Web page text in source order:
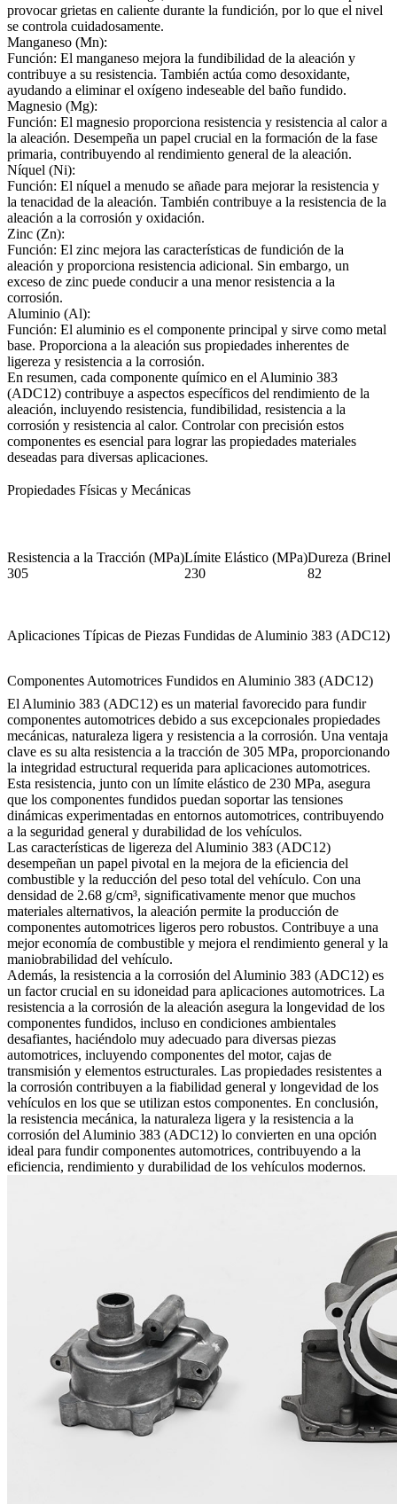
provocar grietas en caliente durante la fundición, por lo que el nivel
se controla cuidadosamente.
Manganeso (Mn):
Función: El manganeso mejora la fundibilidad de la aleación y
contribuye a su resistencia. También actúa como desoxidante,
ayudando a eliminar el oxígeno indeseable del baño fundido.
Magnesio (Mg):
Función: El magnesio proporciona resistencia y resistencia al calor a
la aleación. Desempeña un papel crucial en la formación de la fase
primaria, contribuyendo al rendimiento general de la aleación.
Níquel (Ni):
Función: El níquel a menudo se añade para mejorar la resistencia y
la tenacidad de la aleación. También contribuye a la resistencia de la
aleación a la corrosión y oxidación.
Zinc (Zn):
Función: El zinc mejora las características de fundición de la
aleación y proporciona resistencia adicional. Sin embargo, un
exceso de zinc puede conducir a una menor resistencia a la
corrosión.
Aluminio (Al):
Función: El aluminio es el componente principal y sirve como metal
base. Proporciona a la aleación sus propiedades inherentes de
ligereza y resistencia a la corrosión.
En resumen, cada componente químico en el Aluminio 383
(ADC12) contribuye a aspectos específicos del rendimiento de la
aleación, incluyendo resistencia, fundibilidad, resistencia a la
corrosión y resistencia al calor. Controlar con precisión estos
componentes es esencial para lograr las propiedades materiales
deseadas para diversas aplicaciones.
Propiedades Físicas y Mecánicas
Resistencia a la Tracción (MPa)Límite Elástico (MPa)Dureza
305
230 82
Aplicaciones Típicas de Piezas Fundidas de Aluminio 383 (ADC12)
Componentes Automotrices Fundidos en Aluminio 383 (ADC12)
El Aluminio 383 (ADC12) es un material favorecido para fundir
componentes automotrices debido a sus excepcionales propiedades
mecánicas, naturaleza ligera y resistencia a la corrosión. Una ventaja
clave es su alta resistencia a la tracción de 305 MPa, proporcionando
la integridad estructural requerida para aplicaciones automotrices.
Esta resistencia, junto con un límite elástico de 230 MPa, asegura
que los componentes fundidos puedan soportar las tensiones
dinámicas experimentadas en entornos automotrices, contribuyendo
a la seguridad general y durabilidad de los vehículos.
Las características de ligereza del Aluminio 383 (ADC12)
desempeñan un papel pivotal en la mejora de la eficiencia del
combustible y la reducción del peso total del vehículo. Con una
densidad de 2.68 g/cm³, significativamente menor que muchos
materiales alternativos, la aleación permite la producción de
componentes automotrices ligeros pero robustos. Contribuye a una
mejor economía de combustible y mejora el rendimiento general y la
maniobrabilidad del vehículo.
Además, la resistencia a la corrosión del Aluminio 383 (ADC12) es
un factor crucial en su idoneidad para aplicaciones automotrices. La
resistencia a la corrosión de la aleación asegura la longevidad de los
componentes fundidos, incluso en condiciones ambientales
desafiantes, haciéndolo muy adecuado para diversas piezas
automotrices, incluyendo componentes del motor, cajas de
transmisión y elementos estructurales. Las propiedades resistentes a
la corrosión contribuyen a la fiabilidad general y longevidad de los
vehículos en los que se utilizan estos componentes. En conclusión,
la resistencia mecánica, la naturaleza ligera y la resistencia a la
corrosión del Aluminio 383 (ADC12) lo convierten en una opción
ideal para fundir componentes automotrices, contribuyendo a la
eficiencia, rendimiento y durabilidad de los vehículos modernos.